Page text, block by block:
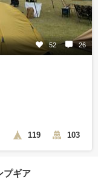
52 26
119 103
プギア